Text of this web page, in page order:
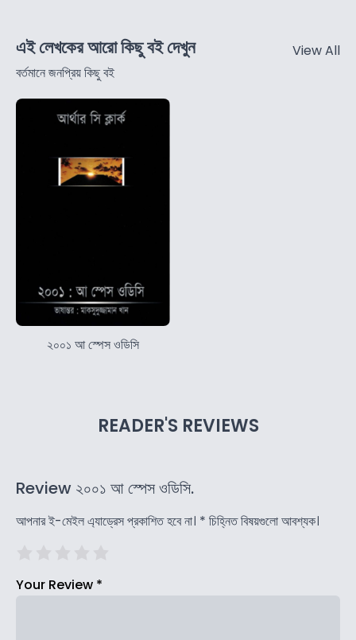
এই লেখকের আরো কিছু বই দেখুন
বর্তমানে জনপ্রিয় কিছু বই
View All
২০০১ আ স্পেস ওডিসি
READER'S REVIEWS
Review ২০০১ আ স্পেস ওডিসি.
আপনার ই-মেইল এ্যাড্রেস প্রকাশিত হবে না। * চিহ্নিত বিষয়গুলো আবশ্যক।
Your Review *